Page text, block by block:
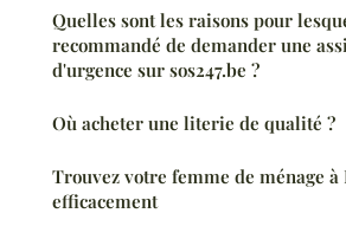
Quelles sont les raisons pour
recommandé de demander une
d'urgence sur sos247.be ?
Où acheter une literie de qualité ?
Trouvez votre femme de ménage
efficacement